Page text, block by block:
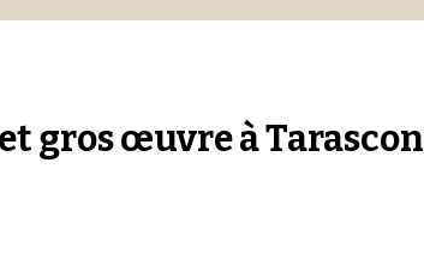
gros œuvre à Tarascon